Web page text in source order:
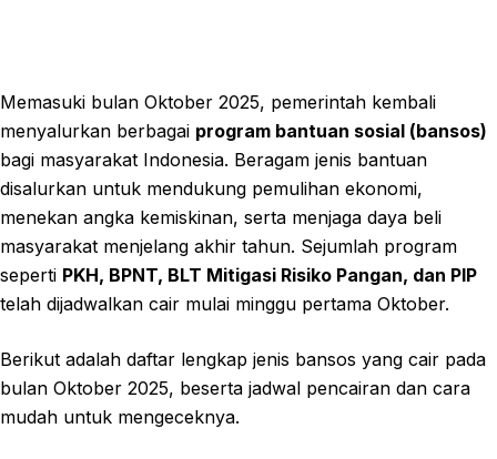
Memasuki bulan Oktober 2025, pemerintah kembali
menyalurkan berbagai program bantuan sosial (bansos)
bagi masyarakat Indonesia. Beragam jenis bantuan
disalurkan untuk mendukung pemulihan ekonomi,
menekan angka kemiskinan, serta menjaga daya beli
masyarakat menjelang akhir tahun. Sejumlah program
seperti PKH, BPNT, BLT Mitigasi Risiko Pangan, dan PIP
telah dijadwalkan cair mulai minggu pertama Oktober.
Berikut adalah daftar lengkap jenis bansos yang cair pada
bulan Oktober 2025, beserta jadwal pencairan dan cara
mudah untuk mengeceknya.